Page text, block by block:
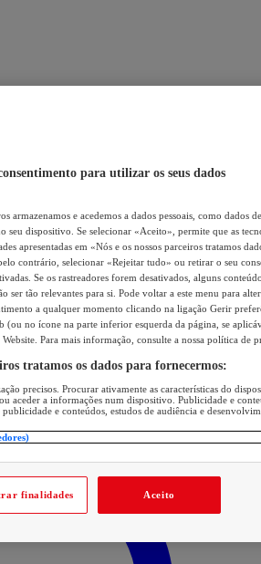
para utilizar os seus dados
armazenamos e acedemos a dados pessoais, como dados
seu dispositivo. Se selecionar «Aceito», permite que as
apresentadas em «Nós e os nossos parceiros tratamos
contrário, selecionar «Rejeitar tudo» ou retirar o seu
Se os rastreadores forem desativados, alguns
ser tão relevantes para si. Pode voltar a este menu para
a qualquer momento clicando na ligação Gerir
(ou no ícone na parte inferior esquerda da página, se
Website. Para mais informação, consulte a nossa política de
tratamos os dados para fornecermos:
precisos. Procurar ativamente as características do
aceder a informações num dispositivo. Publicidade e
e conteúdos, estudos de audiência e
finalidades Aceito